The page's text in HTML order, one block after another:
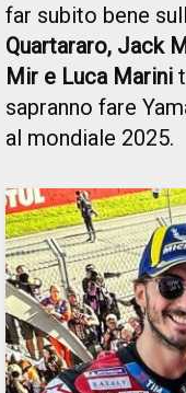
far subito bene
Quartararo, Jack
Mir e Luca Marini
sapranno fare
al mondiale 2025.